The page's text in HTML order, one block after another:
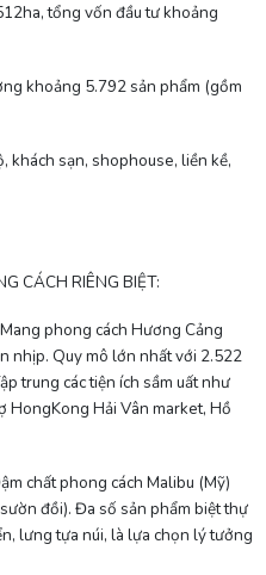
tổng vốn đầu tư khoảng
khoảng 5.792 sản phẩm (gồm
khách sạn, shophouse, liền kề,
CÁCH RIÊNG BIỆT:
phong cách Hương Cảng
nhịp. Quy mô lớn nhất với 2.522
trung các tiện ích sầm uất như
HongKong Hải Vân market, Hồ
chất phong cách Malibu (Mỹ)
đồi). Đa số sản phẩm biệt thự
lưng tựa núi, là lựa chọn lý tưởng